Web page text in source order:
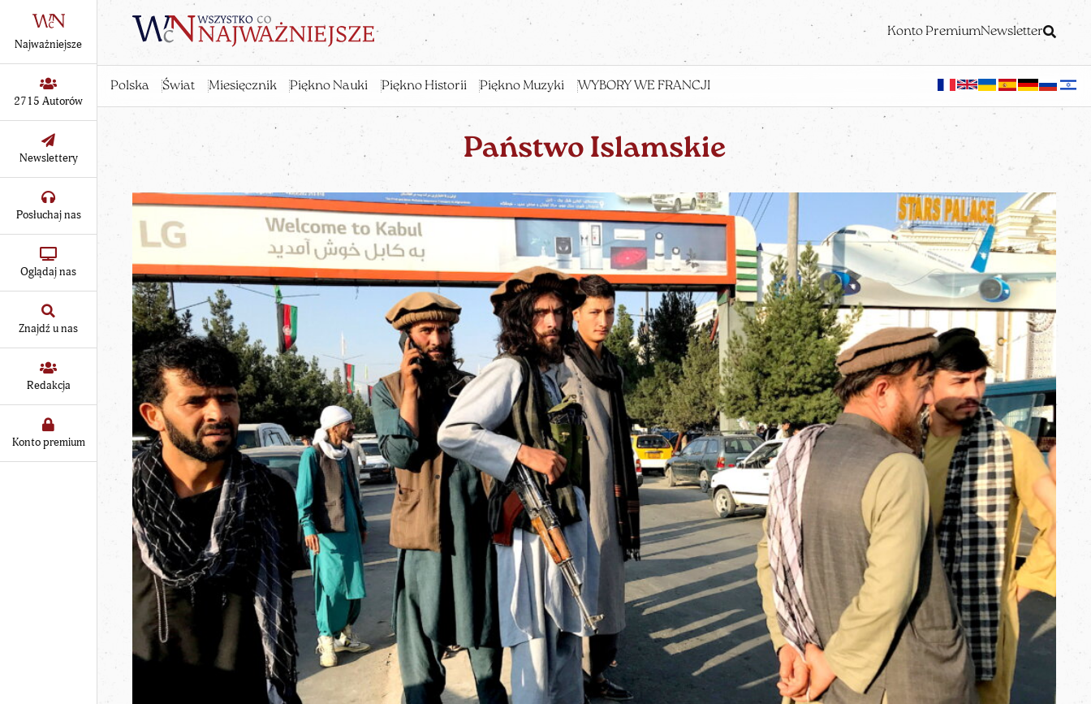
Konto PremiumNewsletter
Polska Świat Miesięcznik Piękno Nauki Piękno Historii Piękno Muzyki WYBORY WE FRANCJI
Najważniejsze
2715 Autorów
Newslettery
Posłuchaj nas
Oglądaj nas
Znajdź u nas
Redakcja
Konto premium
Państwo Islamskie